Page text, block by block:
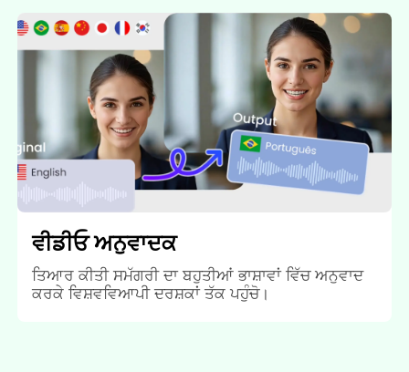
ਵੀਡੀਓ ਅਨੁਵਾਦਕ
ਤਿਆਰ ਕੀਤੀ ਸਮੱਗਰੀ ਦਾ ਬਹੁਤੀਆਂ ਭਾਸ਼ਾਵਾਂ ਵਿੱਚ ਅਨੁਵਾਦ
ਕਰਕੇ ਵਿਸ਼ਵਵਿਆਪੀ ਦਰਸ਼ਕਾਂ ਤੱਕ ਪਹੁੰਚੋ।